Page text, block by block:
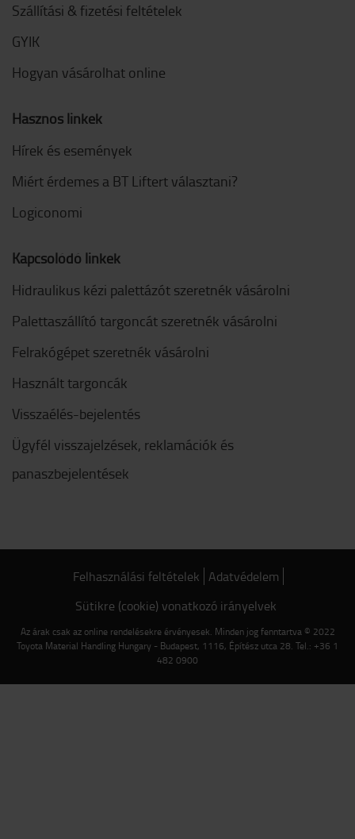
Szállítási & fizetési feltételek
GYIK
Hogyan vásárolhat online
Hasznos linkek
Hírek és események
Miért érdemes a BT Liftert választani?
Logiconomi
Kapcsolódó linkek
Hidraulikus kézi palettázót szeretnék vásárolni
Palettaszállító targoncát szeretnék vásárolni
Felrakógépet szeretnék vásárolni
Használt targoncák
Visszaélés-bejelentés
Ügyfél visszajelzések, reklamációk és
panaszbejelentések
Felhasználási feltételek Adatvédelem
Sütikre (cookie) vonatkozó irányelvek
Az árak csak az online rendelésekre érvényesek. Minden jog fenntartva © 2022
Toyota Material Handling Hungary - Budapest, 1116, Építész utca 28. Tel.: +36 1
482 0900